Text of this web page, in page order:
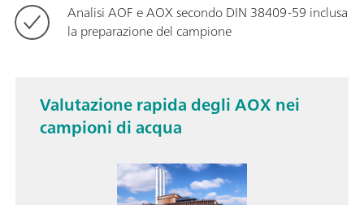
Analisi AOF e AOX secondo DIN 38409-59 inclusa
la preparazione del campione
Valutazione rapida degli AOX nei
campioni di acqua